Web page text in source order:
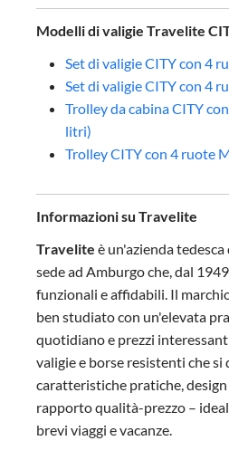
Modelli di valigie Travelite
Set di valigie CITY con 4
Set di valigie CITY con 4
Trolley da cabina CITY
litri)
Trolley CITY con 4 ruote
Informazioni su Travelite
Travelite è un'azienda
sede ad Amburgo che, dal
funzionali e affidabili. Il
ben studiato con un'elevata
quotidiano e prezzi
valigie e borse resistenti che
caratteristiche pratiche,
rapporto qualità-prezzo –
brevi viaggi e vacanze.